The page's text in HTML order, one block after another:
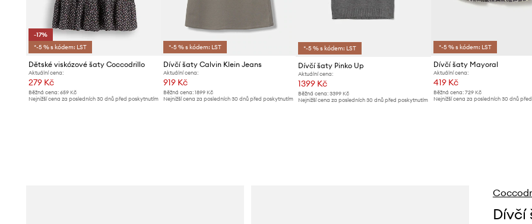
-17%
*-5 % s kódem: LST
Dětské viskózové šaty Coccodrillo
Aktuální cena:
279 Kč
Běžná cena: 659 Kč
Nejnižší cena za posledních 30 dnů před poskytnutím
*-5 % s kódem: LST
Dívčí šaty Calvin Klein Jeans
Aktuální cena:
919 Kč
Běžná cena:1899 Kč
Nejnižší cena za posledních 30 dnů před poskytnutím
*-5 % s kódem: LST
Dívčí šaty Pinko Up
Aktuální cena:
1399 Kč
Běžná cena: 3399 Kč
Nejnižší cena za posledních 30 dnů před poskytnutím
*-5 % s kódem: LST
Dívčí šaty Mayoral
Aktuální cena:
419 Kč
Běžná cena: 729 Kč
Nejnižší cena za posledních 30 dnů
Dívčí